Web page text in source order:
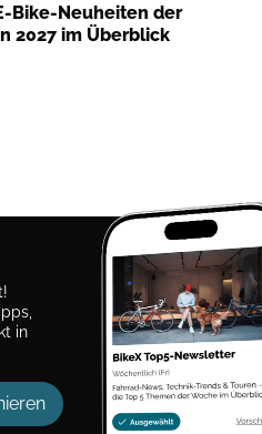
Bike-Neuheiten der
2027 im Überblick
in